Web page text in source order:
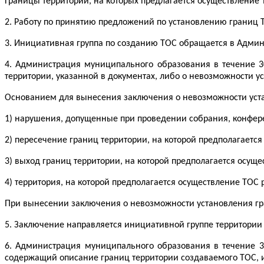
2. Работу по принятию предложений по установлению
3. Инициативная группа по созданию ТОС обращается в
4. Администрация муниципального образования в течение
территории, указанной в документах, либо о невозможности
Основанием для вынесения заключения о невозможности
1) нарушения, допущенные при проведении собрания,
2) пересечение границ территории, на которой
3) выход границ территории, на которой предполагается
4) территория, на которой предполагается осуществление
При вынесении заключения о невозможности установления
5. Заключение направляется инициативной группе
6. Администрация муниципального образования в течение
содержащий описание границ территории создаваемого ТОС,